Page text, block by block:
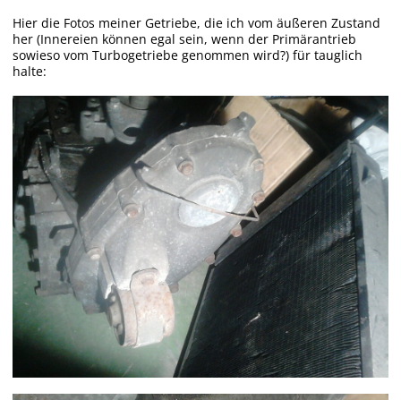
Hier die Fotos meiner Getriebe, die ich vom äußeren Zustand
her (Innereien können egal sein, wenn der Primärantrieb
sowieso vom Turbogetriebe genommen wird?) für tauglich
halte: